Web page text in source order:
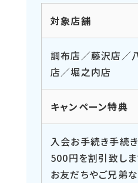
対象店舗
調布店／藤沢店／
店／堀之内店
キャンペーン特典
入会お手続き手続
500円を割引致しま
お友だちやご兄弟